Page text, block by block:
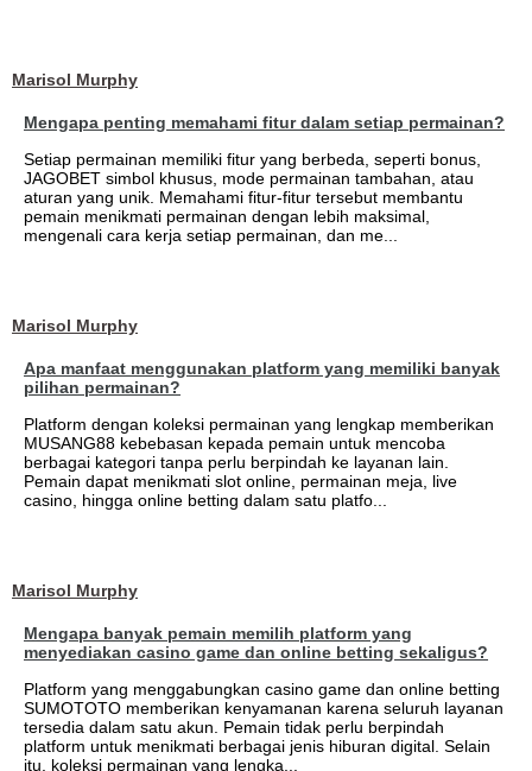
Marisol Murphy
Mengapa penting memahami fitur dalam setiap permainan?
Setiap permainan memiliki fitur yang berbeda, seperti bonus,
JAGOBET simbol khusus, mode permainan tambahan, atau
aturan yang unik. Memahami fitur-fitur tersebut membantu
pemain menikmati permainan dengan lebih maksimal,
mengenali cara kerja setiap permainan, dan me...
Marisol Murphy
Apa manfaat menggunakan platform yang memiliki banyak
pilihan permainan?
Platform dengan koleksi permainan yang lengkap memberikan
MUSANG88 kebebasan kepada pemain untuk mencoba
berbagai kategori tanpa perlu berpindah ke layanan lain.
Pemain dapat menikmati slot online, permainan meja, live
casino, hingga online betting dalam satu platfo...
Marisol Murphy
Mengapa banyak pemain memilih platform yang
menyediakan casino game dan online betting sekaligus?
Platform yang menggabungkan casino game dan online betting
SUMOTOTO memberikan kenyamanan karena seluruh layanan
tersedia dalam satu akun. Pemain tidak perlu berpindah
platform untuk menikmati berbagai jenis hiburan digital. Selain
itu, koleksi permainan yang lengka...